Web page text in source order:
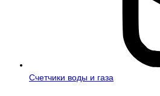
Счетчики воды и газа